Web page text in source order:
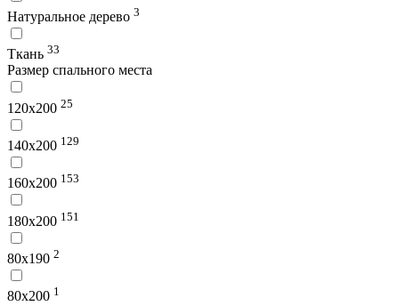
Натуральное дерево 3
Ткань 33
Размер спального места
120х200 25
140х200 129
160х200 153
180х200 151
80х190 2
80х200 1